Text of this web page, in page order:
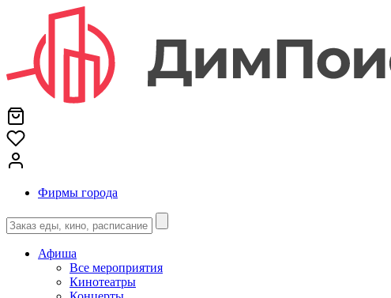
Фирмы города
Афиша
Все мероприятия
Кинотеатры